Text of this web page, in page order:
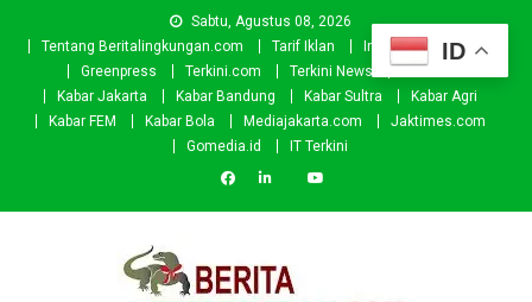
Sabtu, Agustus 08, 2026
Tentang Beritalingkungan.com
Tarif Iklan Investor
Donasi
Greenpress
Terkini.com Terkini News
Kabar.id
Kabar Jakarta
Kabar Bandung Kabar Sultra
Kabar Agri
Kabar FEM
Kabar Bola Mediajakarta.com
Jaktimes.com
Gomedia.id
IT Terkini
ID